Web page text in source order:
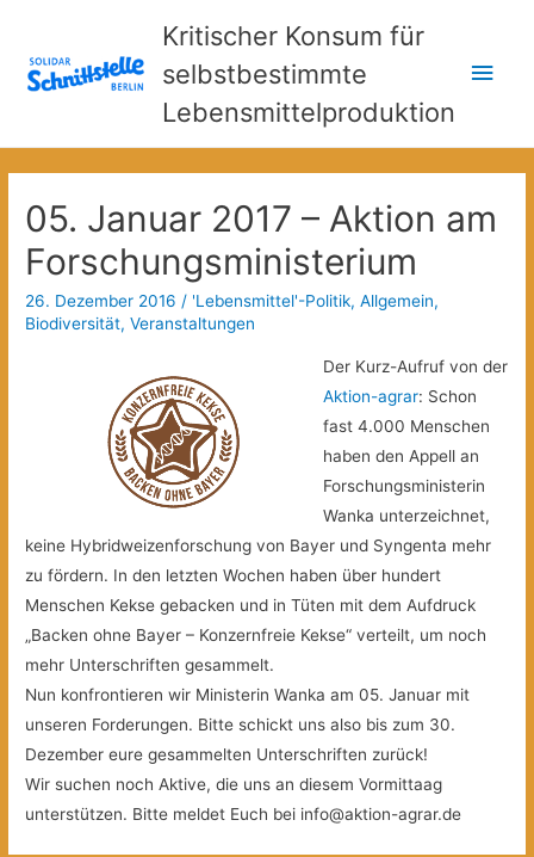
Kritischer Konsum für
selbstbestimmte
Lebensmittelproduktion
05. Januar 2017 – Aktion am
Forschungsministerium
26. Dezember 2016 / 'Lebensmittel'-Politik,Allgemein,
Biodiversität,Veranstaltungen
Der Kurz-Aufruf von der
Aktion-agrar: Schon
fast 4.000 Menschen
haben den Appell an
Forschungsministerin
Wanka unterzeichnet,
keine Hybridweizenforschung von Bayer und Syngenta mehr
zu fördern. In den letzten Wochen haben über hundert
Menschen Kekse gebacken und in Tüten mit dem Aufdruck
„Backen ohne Bayer – Konzernfreie Kekse“ verteilt, um noch
mehr Unterschriften gesammelt.
Nun konfrontieren wir Ministerin Wanka am 05. Januar mit
unseren Forderungen. Bitte schickt uns also bis zum 30.
Dezember eure gesammelten Unterschriften zurück!
Wir suchen noch Aktive, die uns an diesem Vormittaag
unterstützen. Bitte meldet Euch bei info@aktion-agrar.de